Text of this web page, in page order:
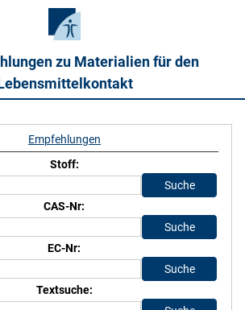
zu Materialien für den
Empfehlungen
Stoff:
CAS-Nr:
EC-Nr:
Textsuche: